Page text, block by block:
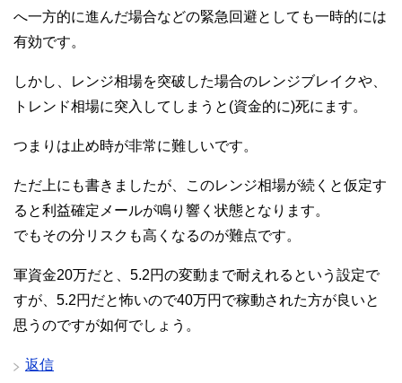
へ一方的に進んだ場合などの緊急回避としても一時的には
有効です。
しかし、レンジ相場を突破した場合のレンジブレイクや、
トレンド相場に突入してしまうと(資金的に)死にます。
つまりは止め時が非常に難しいです。
ただ上にも書きましたが、このレンジ相場が続くと仮定す
ると利益確定メールが鳴り響く状態となります。
でもその分リスクも高くなるのが難点です。
軍資金20万だと、5.2円の変動まで耐えれるという設定で
すが、5.2円だと怖いので40万円で稼動された方が良いと
思うのですが如何でしょう。
返信